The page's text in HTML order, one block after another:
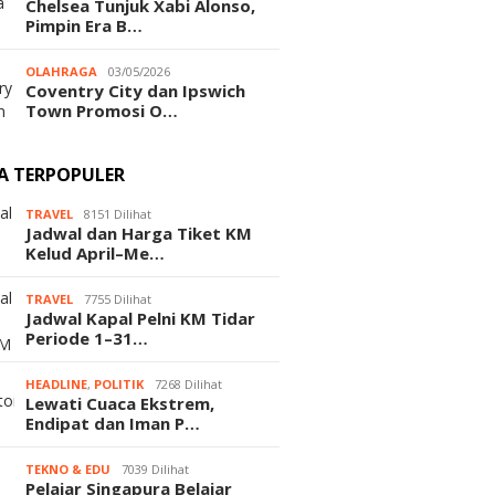
Chelsea Tunjuk Xabi Alonso,
Pimpin Era B…
OLAHRAGA 03/05/2026
Coventry City dan Ipswich
Town Promosi O…
TERPOPULER
TRAVEL 8151 Dilihat
Jadwal dan Harga Tiket KM
Kelud April–Me…
TRAVEL 7755 Dilihat
Jadwal Kapal Pelni KM Tidar
Periode 1–31…
HEADLINE, POLITIK 7268 Dilihat
Lewati Cuaca Ekstrem,
Endipat dan Iman P…
TEKNO & EDU 7039 Dilihat
Pelajar Singapura Belajar